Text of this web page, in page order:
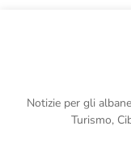
Notizie per gli
Turismo,